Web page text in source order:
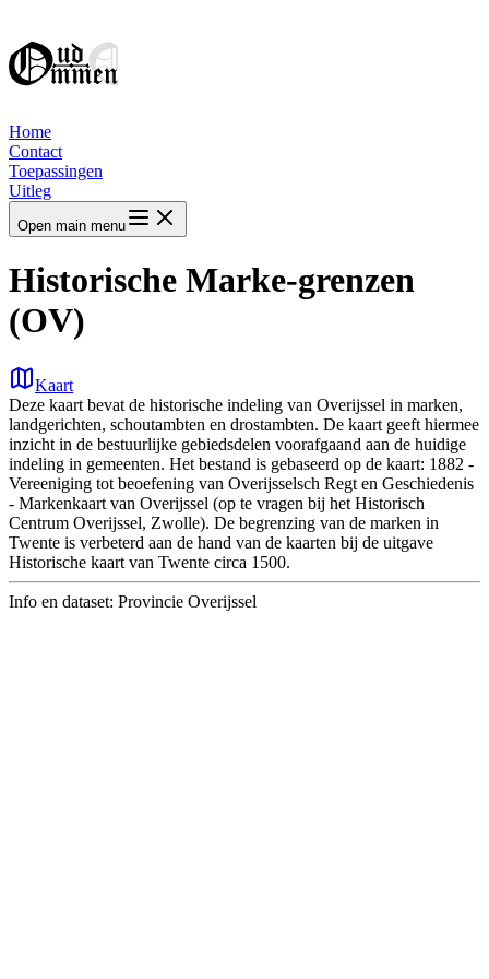
Home
Contact
Toepassingen
Uitleg
Open main menu
Historische Marke-grenzen
(OV)
Kaart
Deze kaart bevat de historische indeling van Overijssel in marken,
landgerichten, schoutambten en drostambten. De kaart geeft hiermee
inzicht in de bestuurlijke gebiedsdelen voorafgaand aan de huidige
indeling in gemeenten. Het bestand is gebaseerd op de kaart: 1882 -
Vereeniging tot beoefening van Overijsselsch Regt en Geschiedenis
- Markenkaart van Overijssel (op te vragen bij het Historisch
Centrum Overijssel, Zwolle). De begrenzing van de marken in
Twente is verbeterd aan de hand van de kaarten bij de uitgave
Historische kaart van Twente circa 1500.
Info en dataset: Provincie Overijssel